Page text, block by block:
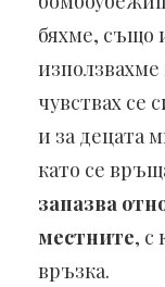
бяхме, също
използвахме
чувствах се
и за децата
като се
запазва
местните, с
връзка.